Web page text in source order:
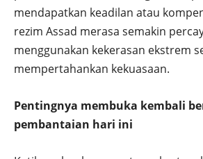
mendapatkan keadilan atau
rezim Assad merasa semakin
menggunakan kekerasan ekstrem
mempertahankan kekuasaan.
Pentingnya membuka kembali
pembantaian hari ini